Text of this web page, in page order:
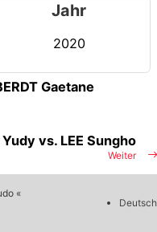
Jahr
2020
Gaetane
Weiter
vs. LEE Sungho
«
Deutsch